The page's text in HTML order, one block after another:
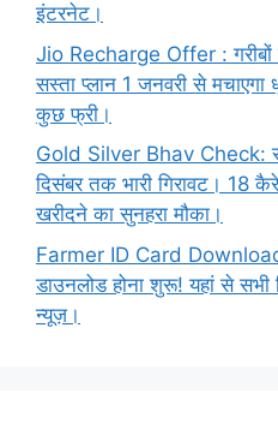
इंटरनेट।
Jio Recharge Offer :
सस्ता प्लान 1 जनवरी से
कुछ फ्री।
Gold Silver Bhav Check:
दिसंबर तक भारी गिरावट।
खरीदने का सुनहरा मौका।
Farmer ID Card Download
डाउनलोड होना शुरू! यहां से
न्यूज़।